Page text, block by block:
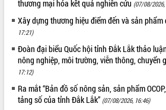
Ngành cá ngừ Đắk Lắk chủ động thích
ứng để giữ vững thị trường xuất khẩu
Diễn đàn Kinh tế tư nhân Việt Nam đột
phá cơ chế - Hợp tác công tư
Đề án 06 tạo bước ngoặt đột phá trong
cải cách hành chính tỉnh Đắk Lắk
Kết nối tour, đẩy mạnh chuyển đổi số
để phát triển du lịch Đắk Lắk
thương mại hóa kết quả nghiên cứu (07/08/
Xây dựng thương hiệu điểm đến và sản
17:21)
Đoàn đại biểu Quốc hội tỉnh Đắk Lắk thảo
nông nghiệp, môi trường, viễn thông, chuyển
17:12)
Ra mắt “Bản đồ số nông sản, sản phẩm
tảng số của tỉnh Đắk Lắk” (07/08/2026, 16:46)